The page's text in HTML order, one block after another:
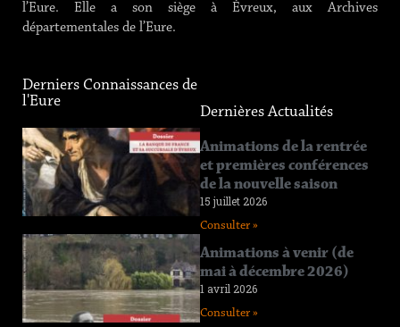
l’Eure. Elle a son siège à Évreux, aux Archives
départementales de l’Eure.
Derniers Connaissances de
l'Eure
Connaissance
de l’Eure
n°219
12 juin 2026
Connaissance
de l’Eure
n°218
11 avril 2026
Dernières Actualités
Animations de la rentrée
et premières conférences
de la nouvelle saison
15 juillet 2026
Consulter »
Animations à venir (de
mai à décembre 2026)
1 avril 2026
Consulter »